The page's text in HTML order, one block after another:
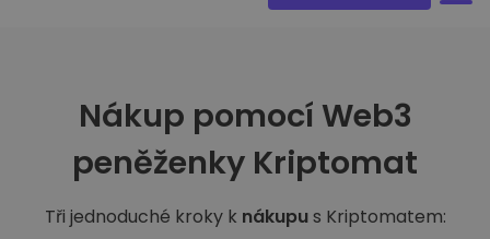
Nákup pomocí Web3
peněženky Kriptomat
Tři jednoduché kroky k nákupus Kriptomatem: